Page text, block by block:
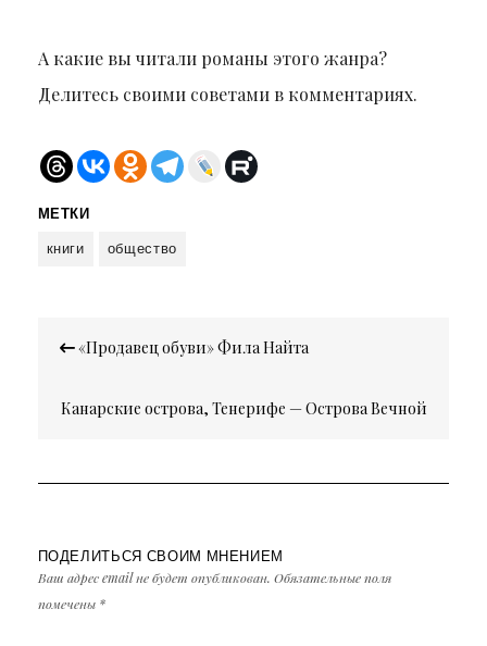
А какие вы читали романы этого жанра?
Делитесь своими советами в комментариях.
МЕТКИ
книги
общество
по «Продавец обуви» Фила Найта
Канарские острова, Тенерифе — Острова Вечной
ПОДЕЛИТЬСЯ СВОИМ МНЕНИЕМ
Ваш адрес email не будет опубликован. Обязательные поля
помечены *